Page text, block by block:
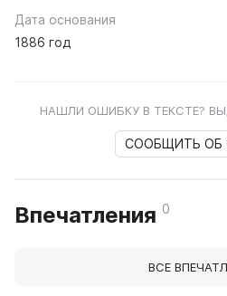
Дата основания
1886 год
НАШЛИ ОШИБКУ В ТЕКСТЕ?
СООБЩИТЬ ОБ
Впечатления 0
ВСЕ